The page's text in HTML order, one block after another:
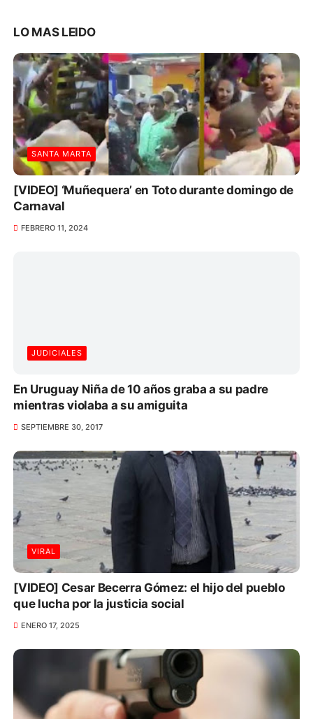
LO MAS LEIDO
SANTA MARTA
[VIDEO] ‘Muñequera’ en Toto durante domingo de
Carnaval
FEBRERO 11, 2024
JUDICIALES
En Uruguay Niña de 10 años graba a su padre
mientras violaba a su amiguita
SEPTIEMBRE 30, 2017
VIRAL
[VIDEO] Cesar Becerra Gómez: el hijo del pueblo
que lucha por la justicia social
ENERO 17, 2025